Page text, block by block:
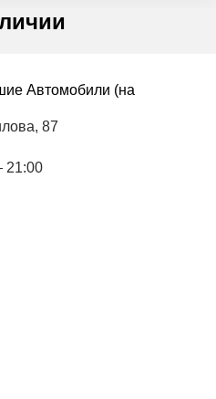
Автомобили (на
87
21:00